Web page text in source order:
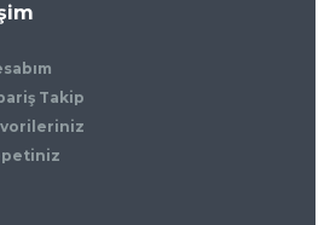
Takip